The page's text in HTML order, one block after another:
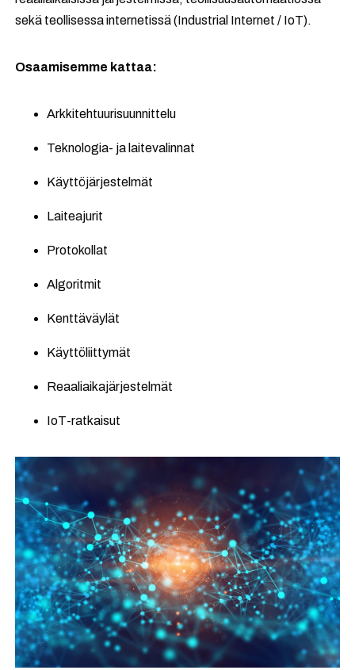
sekä teollisessa internetissä (Industrial Internet / IoT).
Osaamisemme kattaa:
Arkkitehtuurisuunnittelu
Teknologia- ja laitevalinnat
Käyttöjärjestelmät
Laiteajurit
Protokollat
Algoritmit
Kenttäväylät
Käyttöliittymät
Reaaliaikajärjestelmät
IoT-ratkaisut